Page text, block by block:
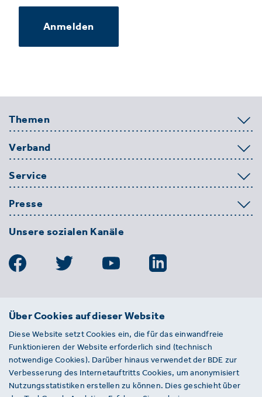
Anmelden
Themen
Verband
Service
Presse
Unsere sozialen Kanäle
BDE
Entsorgungs-, Wasser- und
Kreislaufwirtschaft e. V.
Von-der-Heydt-Straße 2
D 10785 Berlin
Über Cookies auf dieser Website
Diese Website setzt Cookies ein, die für das einwandfreie
Funktionieren der Website erforderlich sind (technisch
notwendige Cookies). Darüber hinaus verwendet der BDE zur
Verbesserung des Internetauftritts Cookies, um anonymisiert
Nutzungsstatistiken erstellen zu können. Dies geschieht über